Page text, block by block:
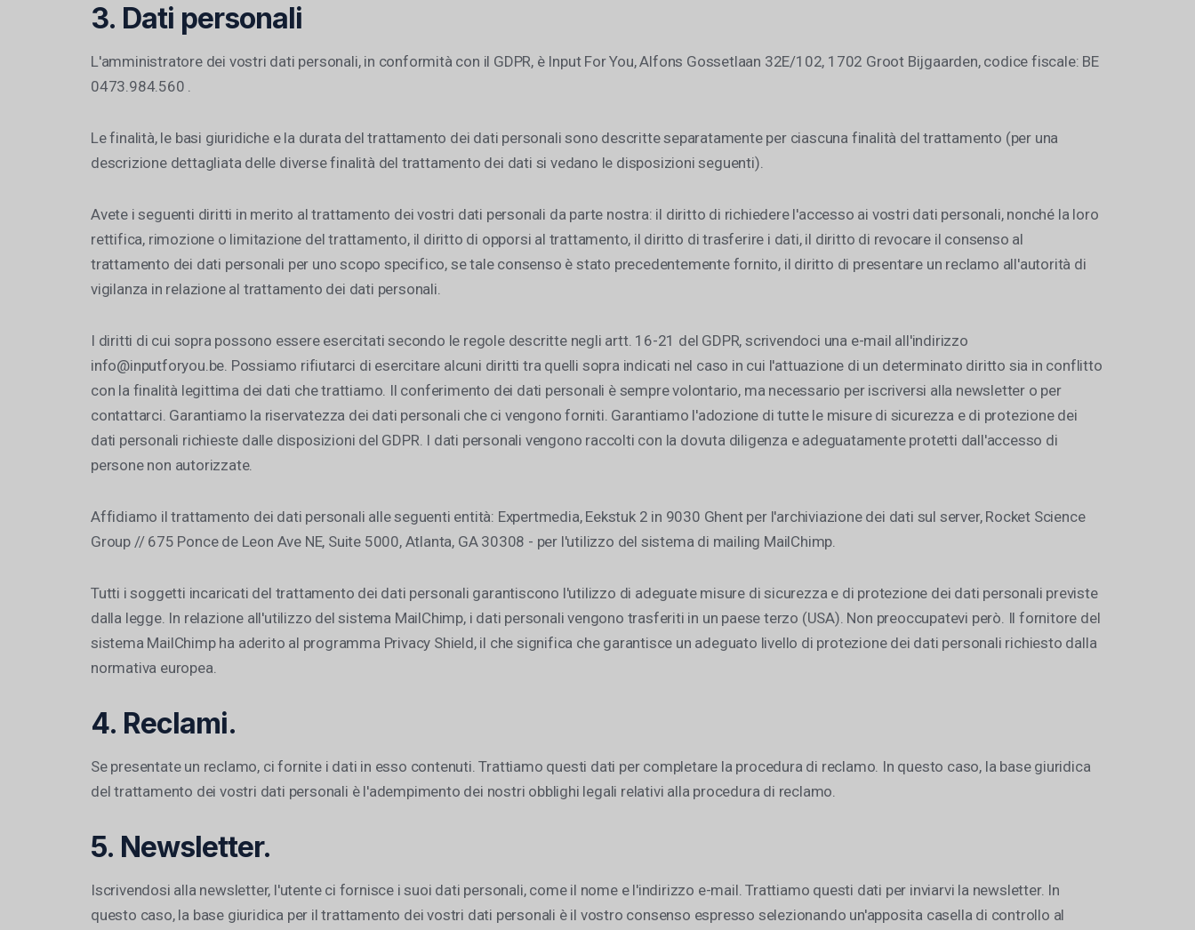
3. Dati personali
L'amministratore dei vostri dati personali, in conformità con il GDPR, è Input For You, Alfons Gossetlaan 32E/102, 1702 Groot Bijgaarden, codice fiscale: BE
0473.984.560 .
Le finalità, le basi giuridiche e la durata del trattamento dei dati personali sono descritte separatamente per ciascuna finalità del trattamento (per una
descrizione dettagliata delle diverse finalità del trattamento dei dati si vedano le disposizioni seguenti).
Avete i seguenti diritti in merito al trattamento dei vostri dati personali da parte nostra: il diritto di richiedere l'accesso ai vostri dati personali, nonché la loro
rettifica, rimozione o limitazione del trattamento, il diritto di opporsi al trattamento, il diritto di trasferire i dati, il diritto di revocare il consenso al
trattamento dei dati personali per uno scopo specifico, se tale consenso è stato precedentemente fornito, il diritto di presentare un reclamo all'autorità di
vigilanza in relazione al trattamento dei dati personali.
I diritti di cui sopra possono essere esercitati secondo le regole descritte negli artt. 16-21 del GDPR, scrivendoci una e-mail all'indirizzo
info@inputforyou.be. Possiamo rifiutarci di esercitare alcuni diritti tra quelli sopra indicati nel caso in cui l'attuazione di un determinato diritto sia in conflitto
con la finalità legittima dei dati che trattiamo. Il conferimento dei dati personali è sempre volontario, ma necessario per iscriversi alla newsletter o per
contattarci. Garantiamo la riservatezza dei dati personali che ci vengono forniti. Garantiamo l'adozione di tutte le misure di sicurezza e di protezione dei
dati personali richieste dalle disposizioni del GDPR. I dati personali vengono raccolti con la dovuta diligenza e adeguatamente protetti dall'accesso di
persone non autorizzate.
Affidiamo il trattamento dei dati personali alle seguenti entità: Expertmedia, Eekstuk 2 in 9030 Ghent per l'archiviazione dei dati sul server, Rocket Science
Group // 675 Ponce de Leon Ave NE, Suite 5000, Atlanta, GA 30308 - per l'utilizzo del sistema di mailing MailChimp.
Tutti i soggetti incaricati del trattamento dei dati personali garantiscono l'utilizzo di adeguate misure di sicurezza e di protezione dei dati personali previste
dalla legge. In relazione all'utilizzo del sistema MailChimp, i dati personali vengono trasferiti in un paese terzo (USA). Non preoccupatevi però. Il fornitore del
sistema MailChimp ha aderito al programma Privacy Shield, il che significa che garantisce un adeguato livello di protezione dei dati personali richiesto dalla
normativa europea.
4. Reclami.
Se presentate un reclamo, ci fornite i dati in esso contenuti. Trattiamo questi dati per completare la procedura di reclamo. In questo caso, la base giuridica
del trattamento dei vostri dati personali è l'adempimento dei nostri obblighi legali relativi alla procedura di reclamo.
5. Newsletter.
Iscrivendosi alla newsletter, l'utente ci fornisce i suoi dati personali, come il nome e l'indirizzo e-mail. Trattiamo questi dati per inviarvi la newsletter. In
questo caso, la base giuridica per il trattamento dei vostri dati personali è il vostro consenso espresso selezionando un'apposita casella di controllo al